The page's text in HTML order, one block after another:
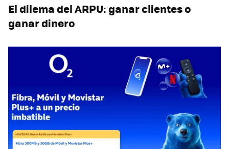
El dilema del ARPU: ganar clientes o
ganar dinero